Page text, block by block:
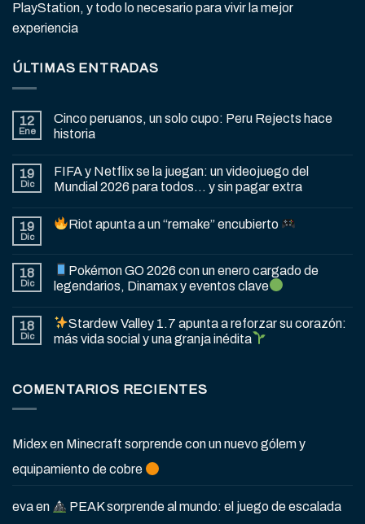
PlayStation, y todo lo necesario para vivir la mejor
experiencia
ÚLTIMAS ENTRADAS
12
Ene
Cinco peruanos, un solo cupo: Peru Rejects hace
historia
19
Dic
FIFA y Netflix se la juegan: un videojuego del
Mundial 2026 para todos… y sin pagar extra
19
Dic
Riot apunta a un “remake” encubierto
18
Dic
Pokémon GO 2026 con un enero cargado de
legendarios, Dinamax y eventos clave
18
Dic
Stardew Valley 1.7 apunta a reforzar su corazón:
más vida social y una granja inédita
COMENTARIOS RECIENTES
Midexen Minecraft sorprende con un nuevo gólem y
equipamiento de cobre
evaen
PEAK sorprende al mundo: el juego de escalada